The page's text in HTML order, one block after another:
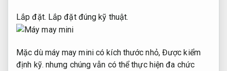
Lắp đặt. Lắp đặt đúng kỹ thuật.
Mặc dù máy may mini có kích thước nhỏ, Được kiểm
định kỹ. nhưng chúng vẫn có thể thực hiện đa chức